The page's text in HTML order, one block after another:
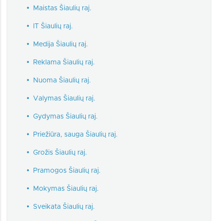
• Maistas Šiaulių raj.
• IT Šiaulių raj.
• Medija Šiaulių raj.
• Reklama Šiaulių raj.
• Nuoma Šiaulių raj.
• Valymas Šiaulių raj.
• Gydymas Šiaulių raj.
• Priežiūra, sauga Šiaulių raj.
• Grožis Šiaulių raj.
• Pramogos Šiaulių raj.
• Mokymas Šiaulių raj.
• Sveikata Šiaulių raj.